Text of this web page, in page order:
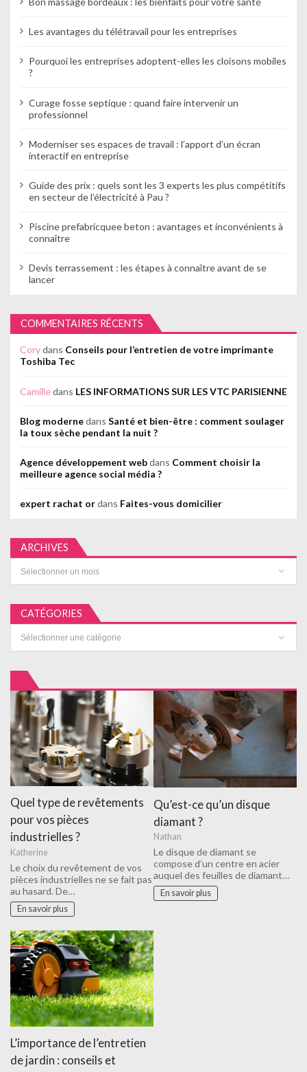
Les avantages du télétravail pour les entreprises
Pourquoi les entreprises adoptent-elles les cloisons mobiles
?
Curage fosse septique : quand faire intervenir un
professionnel
Moderniser ses espaces de travail : l’apport d’un écran
interactif en entreprise
Guide des prix : quels sont les 3 experts les plus compétitifs
en secteur de l’électricité à Pau ?
Piscine prefabricquee beton : avantages et inconvénients à
connaître
Devis terrassement : les étapes à connaître avant de se
lancer
COMMENTAIRES RÉCENTS
Corydans Conseils pour l’entretien de votre imprimante
Toshiba Tec
Camilledans LES INFORMATIONS SUR LES VTC PARISIENNE
Blog modernedans Santé et bien-être : comment soulager
la toux sèche pendant la nuit ?
Agence développement webdans Comment choisir la
meilleure agence social média ?
expert rachat ordans Faites-vous domicilier
ARCHIVES
CATÉGORIES
Quel type de revêtements
pour vos pièces
industrielles ?
Katherine
Le choix du revêtement de vos
pièces industrielles ne se fait pas
au hasard. De…
En savoir plus
Qu’est-ce qu’un disque
diamant ?
Nathan
Le disque de diamant se
compose d’un centre en acier
auquel des feuilles de diamant…
En savoir plus
L’importance de l’entretien
de jardin : conseils et